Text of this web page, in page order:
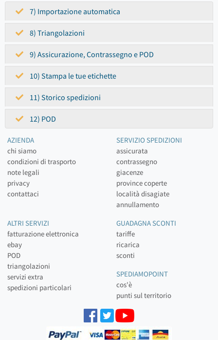
7) Importazione automatica
8) Triangolazioni
9) Assicurazione, Contrassegno e POD
10) Stampa le tue etichette
11) Storico spedizioni
12) POD
AZIENDA
chi siamo
condizioni di trasporto
note legali
privacy
contattaci
SERVIZIO SPEDIZIONI
assicurata
contrassegno
giacenze
province coperte
località disagiate
annullamento
ALTRI SERVIZI
fatturazione elettronica
ebay
POD
triangolazioni
servizi extra
spedizioni particolari
GUADAGNA SCONTI
tariffe
ricarica
sconti
SPEDIAMOPOINT
cos'è
punti sul territorio